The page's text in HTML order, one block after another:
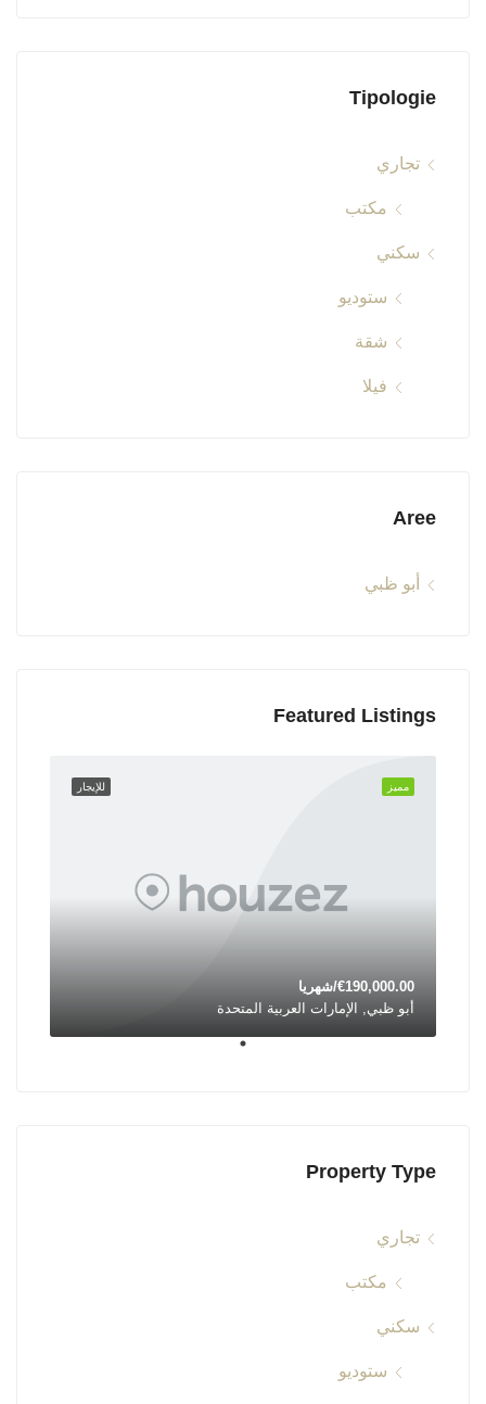
Tipologie
تجاري
مكتب
سكني
ستوديو
شقة
فيلا
Aree
أبو ظبي
Featured Listings
للإيجار مميز
€190,000.00/شهريا
أبو ظبي, الإمارات العربية المتحدة
Property Type
تجاري
مكتب
سكني
ستوديو